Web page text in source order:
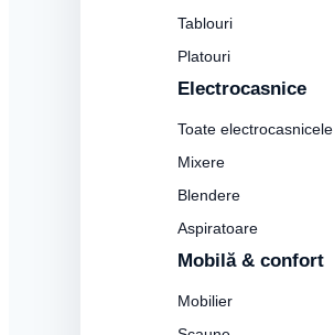
Tablouri
Platouri
Electrocasnice
Toate electrocasnicele
Mixere
Blendere
Aspiratoare
Mobilă & confort
Mobilier